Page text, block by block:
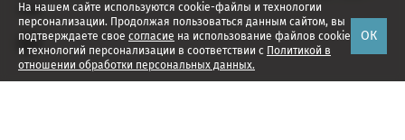
На нашем сайте используются cookie-файлы и технологии
персонализации. Продолжая пользоваться данным сайтом, вы
подтверждаете свое согласие на использование файлов cookie
и технологий персонализации в соответствии с Политикой в
отношении обработки персональных данных.
ОК
2026